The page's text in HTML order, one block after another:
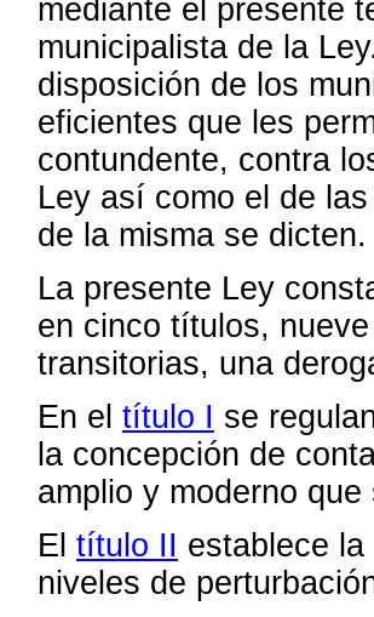
mediante el presente
municipalista de la
disposición de los
eficientes que les
contundente, contra
Ley así como el de
de la misma se dicten.
La presente Ley
en cinco títulos,
transitorias, una
En el título I se
la concepción de
amplio y moderno
El título II establece
niveles de